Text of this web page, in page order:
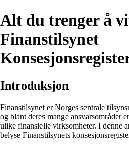
Alt du trenger å
Finanstilsynet
Introduksjon
Finanstilsynet er Norges sentrale
og blant deres mange ansvarsområder
ulike finansielle virksomheter. I denne
belyse Finanstilsynets